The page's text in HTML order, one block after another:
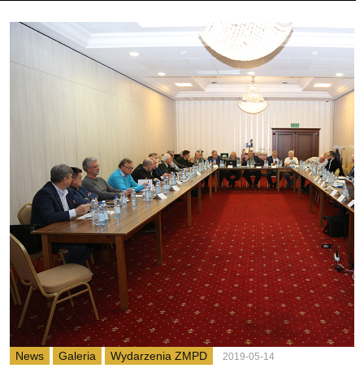
News Galeria Wydarzenia ZMPD 2019-05-14